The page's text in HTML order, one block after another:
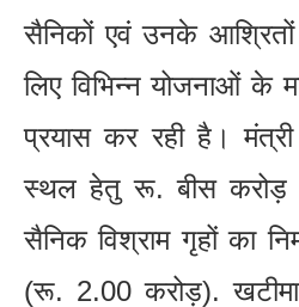
सैनिकों एवं उनके
लिए विभिन्न योजनाओं के
प्रयास कर रही है।
स्थल हेतु रू. बीस करोड़
सैनिक विश्राम गृहों का
(रू. 2.00 करोड़).